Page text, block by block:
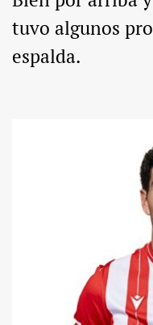
tuvo algunos
espalda.